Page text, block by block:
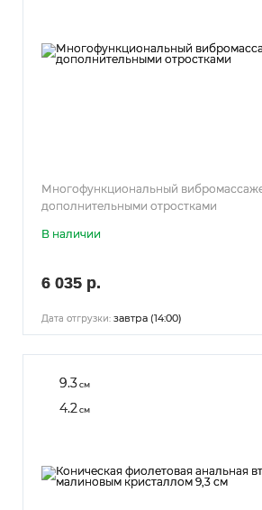
Многофункциональный
дополнительными отростками
В наличии
6 035 р.
Дата отгрузки: завтра (14:00)
9.3см
4.2см